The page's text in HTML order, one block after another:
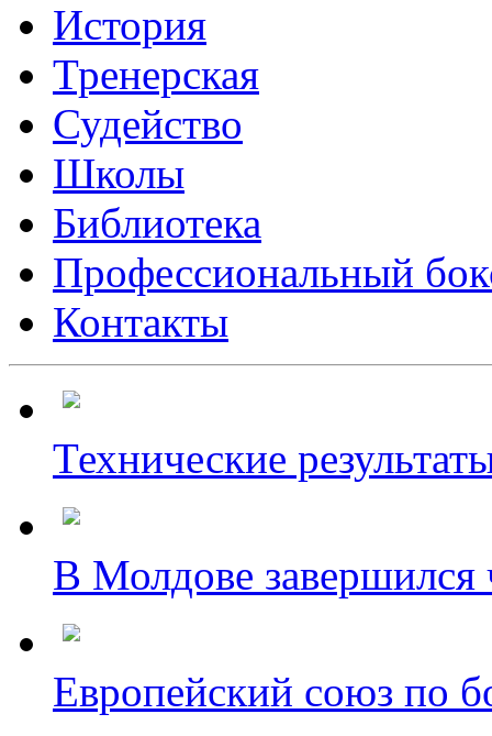
История
Тренерская
Судейство
Школы
Библиотека
Профессиональный
Контакты
Технические
В Молдове завершился
Европейский союз по